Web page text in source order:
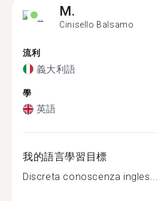
M.
Cinisello Balsamo
流利
義大利語
學
英語
我的語言學習目標
Discreta conoscenza ingles...